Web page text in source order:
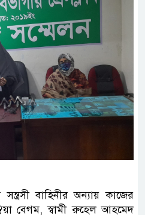
বাহিনীর অন্যায় কাজের
বেগম, স্বামী রুহেল আহমেদ